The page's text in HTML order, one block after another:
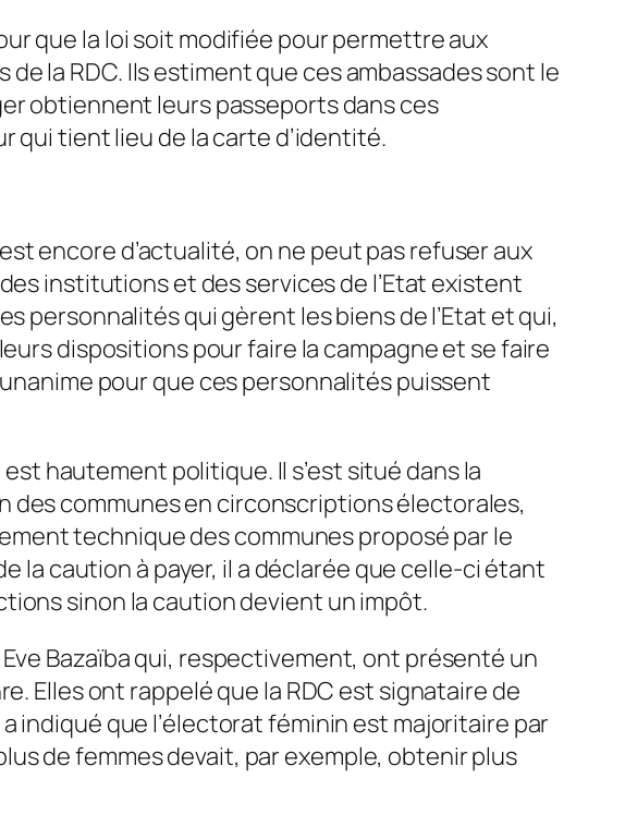
que la loi soit modifiée pour permettre aux
la RDC. Ils estiment que ces ambassades sont le
obtiennent leurs passeports dans ces
qui tient lieu de la carte d’identité.
encore d’actualité, on ne peut pas refuser aux
institutions et des services de l’Etat existent
personnalités qui gèrent les biens de l’Etat et qui,
dispositions pour faire la campagne et se faire
pour que ces personnalités puissent
hautement politique. Il s’est situé dans la
des communes en circonscriptions électorales,
technique des communes proposé par le
la caution à payer, il a déclarée que celle-ci étant
sinon la caution devient un impôt.
Bazaïba qui, respectivement, ont présenté un
Elles ont rappelé que la RDC est signataire de
indiqué que l’électorat féminin est majoritaire par
de femmes devait, par exemple, obtenir plus